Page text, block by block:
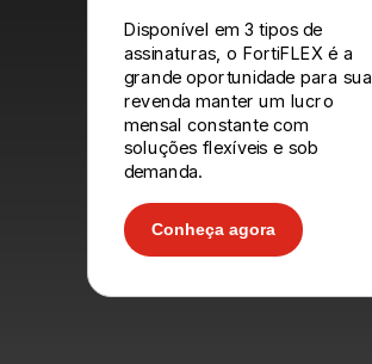
Disponível em 3 tipos de
assinaturas, o FortiFLEX é a
grande oportunidade para sua
revenda manter um lucro
mensal constante com
soluções flexíveis e sob
demanda.
Conheça agora